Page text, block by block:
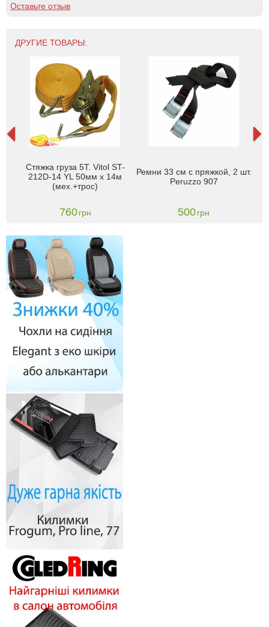
Оставьте отзыв
ДРУГИЕ ТОВАРЫ:
Стяжка груза 5Т. Vitol ST-
212D-14 YL 50мм х 14м
(мех.+трос)
760 грн
Ремни 33 см с пряжкой, 2 шт.
Peruzzo 907
500грн